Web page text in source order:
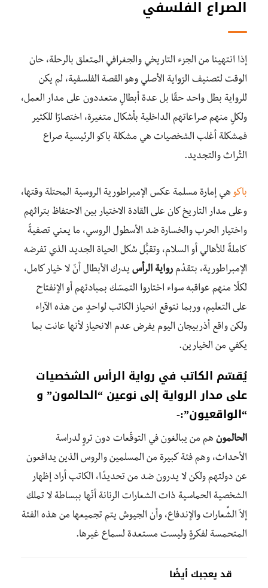
الصراع الفلسفي
إذا انتهينا من الجزء التاريخي والجغرافي المتعلق بالرحلة، حان
الوقت لتصنيف الرّواية الأصلي وهو القصة الفلسفية، لم يكن
للرواية بطل واحد حقًا بل عدة أبطالٍ متعددون على مدار العمل،
ولكلٍ منهم صراعاتهم الداخلية بأشكال متغيرة، اختصارًا للكثير
فمشكلة أغلب الشخصيات هي مشكلة باكو الرئيسية صراع
التُراث والتجديد.
باكو هي إمارة مسلمة عكس الإمبراطورية الروسية المحتلة وقتها،
وعلى مدار التاريخ كان على القادة الاختيار بين الاحتفاظ بتراثهم
واختيار الحرب والخسارة ضد الأسطول الروسي، ما يعني تصفيةً
كاملةً للأهالي أو السلام، وتقبُّل شكل الحياة الجديد الذي تفرضه
الإمبراطورية، بتقدُم رواية الرأس يدرك الأبطال أنّ لا خيار كامل،
لكلًا منهم عواقبه سواء اختاروا التمسّك بمبادئهم أو الإنفتاح
على التعليم، وربما نتوقع انحياز الكاتب لواحدٍ من هذه الآراء
ولكن واقع أذربيجان اليوم يفرض عدم الانحياز لأنها عانت بما
يكفي من الخيارين.
يُقسّم الكاتب في رواية الرأس الشخصيات
على مدار الرواية إلى نوعين “الحالمون” و
“الواقعيون”:-
الحالمون هم من يبالغون في التوقّعات دون تروٍ لدراسة
الأحداث، وهم فئة كبيرة من المسلمين والروس الذين يدافعون
عن دولتهم ولكن لا يدرون ضد من تحديدًا، الكاتب أراد إظهار
الشخصية الحماسية ذات الشعارات الرنانة أنّها ببساطة لا تملك
إلاّ الشِّعارات والإندفاع، وأن الجيوش يتم تجميعها من هذه الفئة
المتحمسة لفكرةٍ وليست مستعدة لسماع غيرها.
قد يعجبك أيضًا